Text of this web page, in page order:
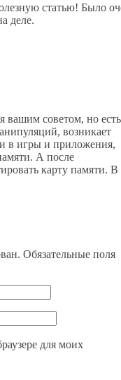
статью! Было
деле.
вашим советом, но есть
возникает
в игры и приложения,
А после
карту памяти. В
Обязательные поля
для моих